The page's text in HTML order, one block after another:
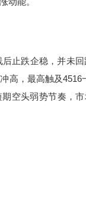
跌企稳，并未回
高，最高触及
空头弱势节奏，